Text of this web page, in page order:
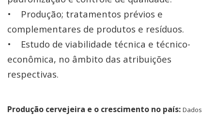
• Produção; tratamentos prévios e
complementares de produtos e resíduos.
• Estudo de viabilidade técnica e técnico-
econômica, no âmbito das atribuições
respectivas.
Produção cervejeira e o crescimento no país: Dados